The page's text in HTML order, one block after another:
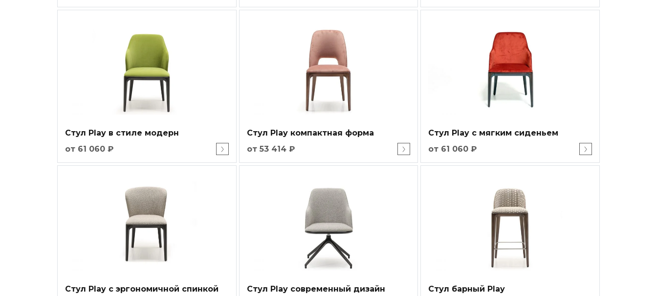
Стул Play в стиле модерн
от 61 060 ₽
Стул Play компактная форма
от 53 414 ₽
Стул Play с мягким сиденьем
от 61 060 ₽
Стул Play с эргономичной спинкой Стул Play современный дизайн Стул барный Play